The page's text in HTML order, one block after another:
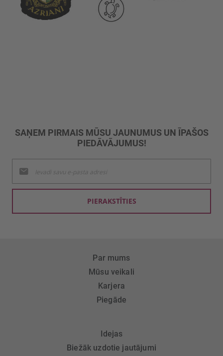
SAŅEM PIRMAIS MŪSU JAUNUMUS UN ĪPAŠOS
PIEDĀVĀJUMUS!
jaunumu
saņemšanai:
PIERAKSTĪTIES
Par mums
Mūsu veikali
Karjera
Piegāde
Idejas
Biežāk uzdotie jautājumi